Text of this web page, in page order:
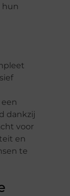
hun
dankzij
voor
en
te